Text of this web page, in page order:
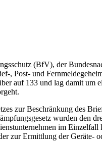
(BfV), der
, Post- und
auf 133 und lag damit
zur Beschränkung des
wurden den
im
zur Ermittlung der Geräte-